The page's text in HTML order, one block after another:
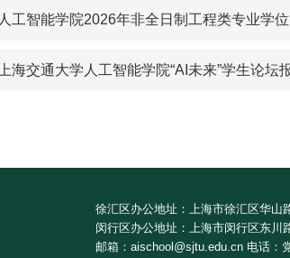
人工智能学院2026年非全日制工程类专业学
上海交通大学人工智能学院“AI未来”学生论坛
徐汇区办公地址：上海市徐汇区华山
闵行区办公地址：上海市闵行区东川
邮箱：aischool@sjtu.edu.cn 电话：